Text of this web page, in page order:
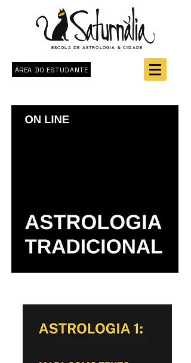
ESCOLA DE ASTROLOGIA & CIDADE
ÁREA DO ESTUDANTE